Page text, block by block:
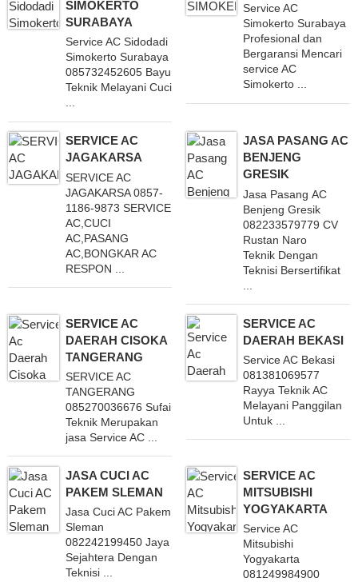
SIMOKERTO
SURABAYA
Service AC Sidodadi
Simokerto Surabaya
085732452605 Bayu
Teknik Melayani Cuci
...
Service AC
Simokerto Surabaya
Profesional dan
Bergaransi Mencari
service AC
Simokerto ...
SERVICE AC
JAGAKARSA
SERVICE AC
JAGAKARSA 0857-
1186-9873 SERVICE
AC,CUCI
AC,PASANG
AC,BONGKAR AC
RESPON ...
JASA PASANG AC
BENJENG
GRESIK
Jasa Pasang AC
Benjeng Gresik
082233579779 CV
Rustan Naro
Teknik Dengan
Teknisi Bersertifikat
SERVICE AC
DAERAH CISOKA
TANGERANG
SERVICE AC
TANGERANG
085270036676 Sufai
Teknik Merupakan
jasa Service AC ...
SERVICE AC
DAERAH BEKASI
Service AC Bekasi
081381069577
Rayya Teknik AC
Melayani Panggilan
Untuk ...
JASA CUCI AC
PAKEM SLEMAN
Jasa Cuci AC Pakem
Sleman
082242199450 Jaya
Sejahtera Dengan
Teknisi ...
SERVICE AC
MITSUBISHI
YOGYAKARTA
Service AC
Mitsubishi
Yogyakarta
081249984900